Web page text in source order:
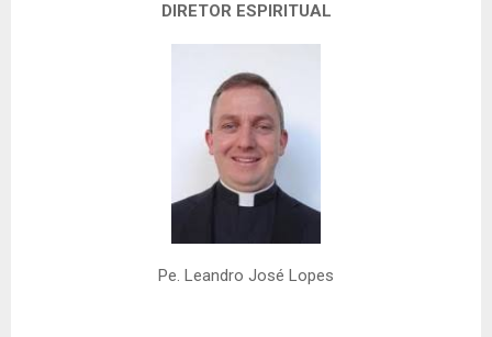
DIRETOR ESPIRITUAL
Pe. Leandro José Lopes